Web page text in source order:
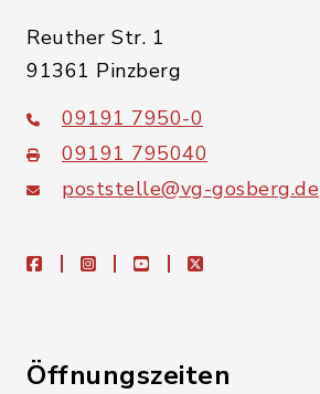
Reuther Str. 1
91361 Pinzberg
09191 7950-0
09191 795040
poststelle@vg-gosberg.de
facebookinstagramyoutubeX
Öffnungszeiten